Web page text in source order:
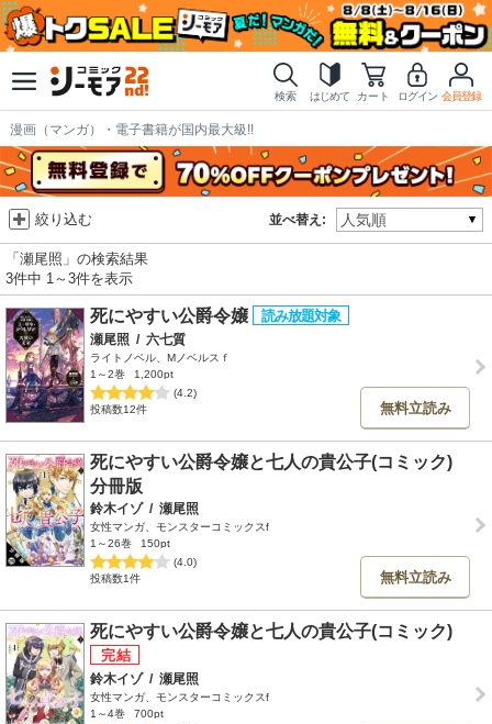
検索 はじめて カート ログイン 会員登録
漫画（マンガ）・電子書籍が国内最大級!!
並べ替え:
絞り込む
「瀬尾照」の検索結果
3件中 1～3件を表示
死にやすい公爵令嬢
瀬尾照 / 六七質
ライトノベル、Mノベルスｆ
1～2巻
1,200pt
(4.2)
投稿数12件
無料立読み
死にやすい公爵令嬢と七人の貴公子(コミック)
分冊版
鈴木イゾ / 瀬尾照
女性マンガ、モンスターコミックスf
1～26巻
150pt
(4.0)
投稿数1件
無料立読み
死にやすい公爵令嬢と七人の貴公子(コミック)
鈴木イゾ / 瀬尾照
女性マンガ、モンスターコミックスf
1～4巻
700pt